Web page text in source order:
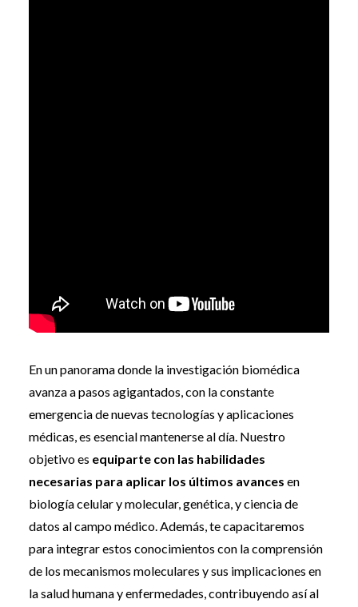
En un panorama donde la investigación biomédica
avanza a pasos agigantados, con la constante
emergencia de nuevas tecnologías y aplicaciones
médicas, es esencial mantenerse al día. Nuestro
objetivo es equiparte con las habilidades
necesarias para aplicar los últimos avances en
biología celular y molecular, genética, y ciencia de
datos al campo médico. Además, te capacitaremos
para integrar estos conocimientos con la comprensión
de los mecanismos moleculares y sus implicaciones en
la salud humana y enfermedades, contribuyendo así al